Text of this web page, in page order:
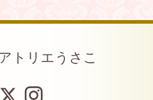
トリエうさこ